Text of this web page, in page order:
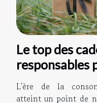
Le top des
responsables
durable
L'ère de la
atteint un point de